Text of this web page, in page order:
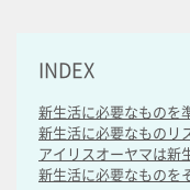
INDEX
新生活に必要なものを
新生活に必要なものリ
アイリスオーヤマは新
新生活に必要なものを